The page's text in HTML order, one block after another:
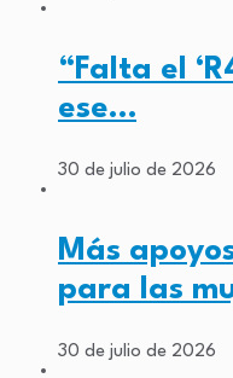
“Falta el
ese…
30 de julio de 2026
Más
para las
30 de julio de 2026